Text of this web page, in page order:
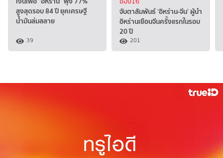
สูงสุดรอบ 84 ปี ยุคเศรษฐี
น้ำมันล่มสลาย
39
จับตาสัมพันธ์ ‘อิหร่าน-จีน’ ผู้นำ
อิหร่านเยือนจีนครั้งแรกในรอบ
20 ปี
201